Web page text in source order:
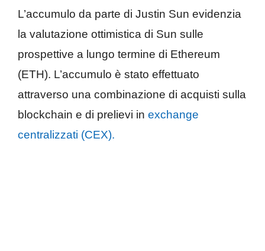
L’accumulo da parte di Justin Sun evidenzia
la valutazione ottimistica di Sun sulle
prospettive a lungo termine di Ethereum
(ETH). L’accumulo è stato effettuato
attraverso una combinazione di acquisti sulla
blockchain e di prelievi in exchange
centralizzati (CEX).